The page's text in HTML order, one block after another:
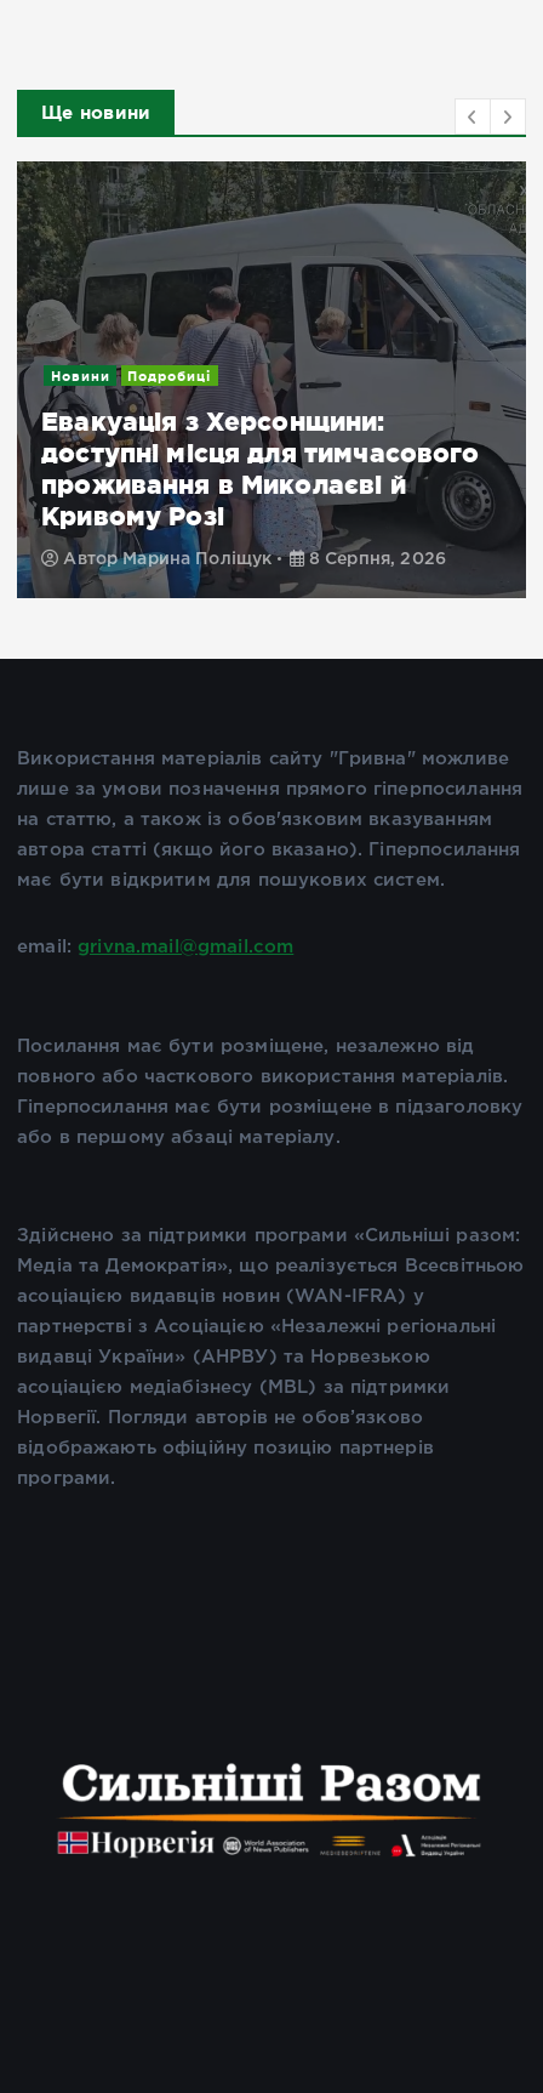
Ще новини
Новини
Посилення дронового терору:
важливе повідомлення для
жителів Херсонщини
АвторМарина Поліщук 8 Серпня, 2026
Використання матеріалів сайту "Гривна" можливе
лише за умови позначення прямого гіперпосилання
на статтю, а також із обов'язковим вказуванням
автора статті (якщо його вказано). Гіперпосилання
має бути відкритим для пошукових систем.
email: grivna.mail@gmail.com
Посилання має бути розміщене, незалежно від
повного або часткового використання матеріалів.
Гіперпосилання має бути розміщене в підзаголовку
або в першому абзаці матеріалу.
Здійснено за підтримки програми «Сильніші разом:
Медіа та Демократія», що реалізується Всесвітньою
асоціацією видавців новин (WAN-IFRA) у
партнерстві з Асоціацією «Незалежні регіональні
видавці України» (АНРВУ) та Норвезькою
асоціацією медіабізнесу (MBL) за підтримки
Норвегії. Погляди авторів не обов’язково
відображають офіційну позицію партнерів
програми.